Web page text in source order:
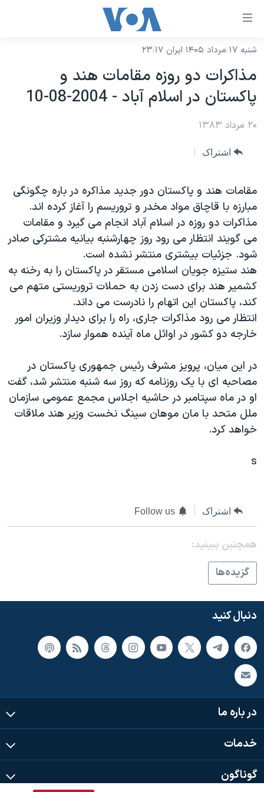
لینکهای
دسترسی
جهش
محتوای
اصلی
جهش
اصلی
جهش
به
جستجو
نسخه سبک وب‌سایت
موضوع ها
ایران
آمریکا
ورزشی
گزیده‌ها
ویژه برنامه‌ها
ویدیوها
فرهنگ و زندگی
حقوق شهروندی
اقتصادی
علم و فناوری
اسرائیل در جنگ
گالری عکس
آرشیو پخش زنده
برنامه های تلویزیونی
جدول برنامه ها
جام جهانی ۲۰۲۶
عملیات خشم حماسی
۲۵۰سالگی آمریکا
بایگانی برنامه‌های تلویزیونی
مستندها
انتخابات ریاست جمهوری آمریکا ۲۰۲۴
حمله جمهوری اسلامی به اسرائیل
رمز مهسا
ورزش زنان در ایران
اعتراضات زن، زندگی، آزادی
مجموعه مستندهای دادخواهی
تریبونال مردمی آبان ۹۸
اعتراضات مردمی آبان ۹۸
اسرائیل در جنگ
نرگس محمدی برنده جایزه نوبل صلح
همایش محافظه‌کاران آمریکا «سی‌پک»
سفر پرزیدنت ترامپ به چین
فرکانس‌های صدای آمریکا
پخش رادیویی
یادگیری زبان انگلیسی
دنبال کنید
شنبه ۱۷ مرداد ۱۴۰۵ ایران ۲۳:۱۷
مذاکرات دو روزه مقامات هند و
پاکستان در اسلام آباد - 2004-08-10
۲۰ مرداد ۱۳۸۳
اشتراک
مقامات هند و پاکستان دور جديد مذاکره در باره چگونگی
مبارزه با قاچاق مواد مخدر و تروريسم را آغاز کرده اند.
مذاکرات دو روزه در اسلام آباد انجام می گيرد و مقامات
می گويند انتظار می رود روز چهارشنبه بيانيه مشترکی صادر
شود. جزئيات بيشتری منتشر نشده است.
هند ستيزه جويان اسلامی مستقر در پاکستان را به رخنه به
کشمير هند برای دست زدن به حملات تروريستی متهم می
کند، پاکستان اين اتهام را نادرست می داند.
انتظار می رود مذاکرات جاری، راه را برای ديدار وزيران امور
خارجه دو کشور در اوائل ماه آينده هموار سازد.
در اين ميان، پرويز مشرف رئيس جمهوری پاکستان در
مصاحبه ای با يک روزنامه که روز سه شنبه منتشر شد، گفت
او در ماه سپتامبر در حاشيه اجلاس مجمع عمومی سازمان
ملل متحد با مان موهان سينگ نخست وزير هند ملاقات
خواهد کرد.
s
اشتراک Follow us
همچنبن ببینید:
گزيده‌ها
دنبال کنید
در باره ما
خدمات
گوناگون